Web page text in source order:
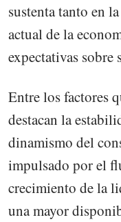
sustenta tanto en
actual de la
expectativas
Entre los factores
destacan la
dinamismo del
impulsado por el
crecimiento de la
una mayor